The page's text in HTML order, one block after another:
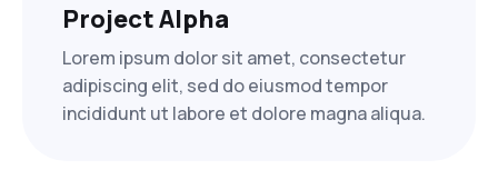
Project Alpha
Lorem ipsum dolor sit amet, consectetur
adipiscing elit, sed do eiusmod tempor
incididunt ut labore et dolore magna aliqua.